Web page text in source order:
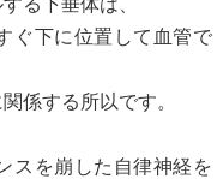
る下垂体は、
ぐ下に位置して血管で
係する所以です。
スを崩した自律神経を